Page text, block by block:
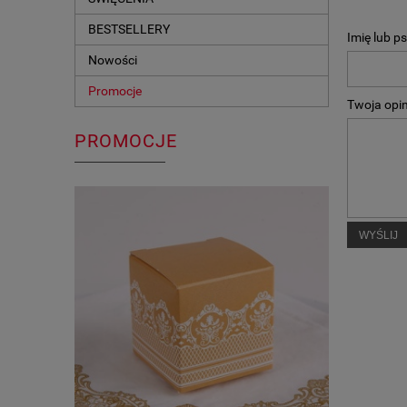
BESTSELLERY
Nowości
Promocje
PROMOCJE
Imię lub
Twoja
WYŚLIJ